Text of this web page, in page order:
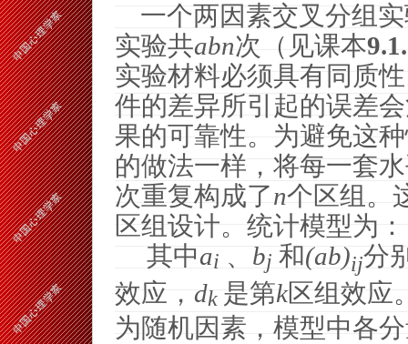
一个两因素交叉分组
实验共abn次（见课本
实验材料必须具有同质
件的差异所引起的误差
果的可靠性。为避免这
的做法一样，将每一套
次重复构成了n个区组。
区组设计。统计模型为：
其中ai 、 bj 和(ab)ij分
效应， dk 是第k区组效应
为随机因素，模型中各